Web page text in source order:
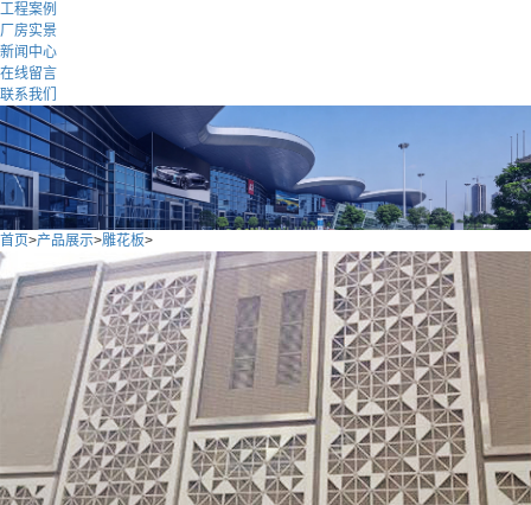
工程案例
厂房实景
新闻中心
在线留言
联系我们
首页>产品展示>雕花板>